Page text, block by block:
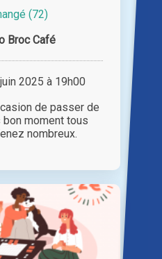
(72)
Broc Café
2025 à 19h00
de passer de
bon moment tous
nombreux.